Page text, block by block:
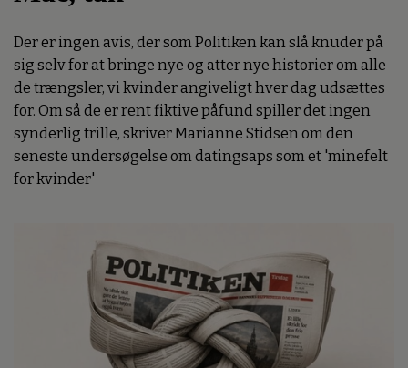
Der er ingen avis, der som Politiken kan slå knuder på
sig selv for at bringe nye og atter nye historier om alle
de trængsler, vi kvinder angiveligt hver dag udsættes
for. Om så de er rent fiktive påfund spiller det ingen
synderlig trille, skriver Marianne Stidsen om den
seneste undersøgelse om datingsaps som et 'minefelt
for kvinder'